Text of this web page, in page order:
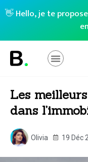
👋 Hello, je te
en
Les
dans
Olivia 19 Déc